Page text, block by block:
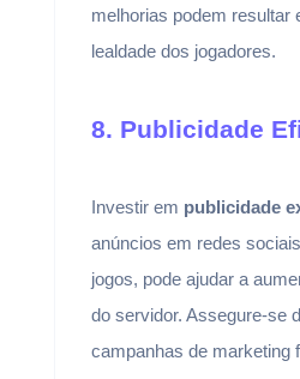
melhorias podem resultar
lealdade dos jogadores.
8. Publicidade
Investir em publicidade
anúncios em redes
jogos, pode ajudar a
do servidor. Assegure-se
campanhas de marketing